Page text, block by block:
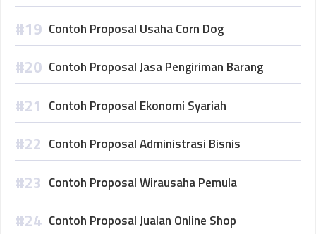
Contoh Proposal Usaha Corn Dog
Contoh Proposal Jasa Pengiriman Barang
Contoh Proposal Ekonomi Syariah
Contoh Proposal Administrasi Bisnis
Contoh Proposal Wirausaha Pemula
Contoh Proposal Jualan Online Shop